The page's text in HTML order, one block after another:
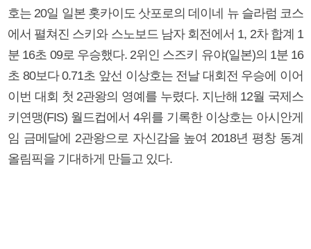
호는 20일 일본 홋카이도 삿포로의 데이네 뉴 슬라럼 코스
에서 펼쳐진 스키와 스노보드 남자 회전에서 1, 2차 합계 1
분 16초 09로 우승했다. 2위인 스즈키 유야(일본)의 1분 16
초 80보다 0.71초 앞선 이상호는 전날 대회전 우승에 이어
이번 대회 첫 2관왕의 영예를 누렸다. 지난해 12월 국제스
키연맹(FIS) 월드컵에서 4위를 기록한 이상호는 아시안게
임 금메달에 2관왕으로 자신감을 높여 2018년 평창 동계
올림픽을 기대하게 만들고 있다.